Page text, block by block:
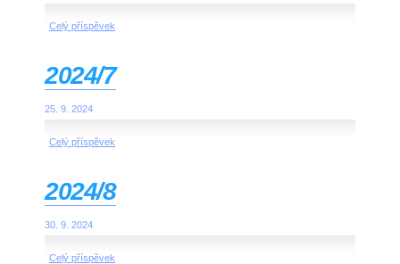
Celý příspěvek
2024/7
25. 9. 2024
Celý příspěvek
2024/8
30. 9. 2024
Celý příspěvek